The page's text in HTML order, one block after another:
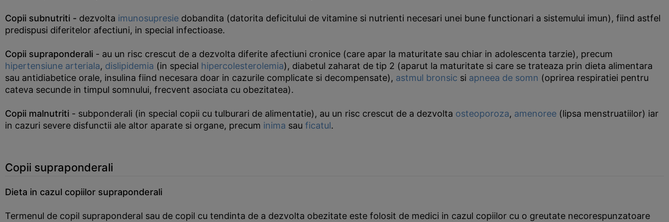
Copii subnutriti - dezvolta imunosupresie dobandita (datorita deficitului de vitamine si nutrienti necesari unei bune functionari a sistemului imun), fiind astfel
predispusi diferitelor afectiuni, in special infectioase.
Copii supraponderali - au un risc crescut de a dezvolta diferite afectiuni cronice (care apar la maturitate sau chiar in adolescenta tarzie), precum
hipertensiune arteriala, dislipidemia (in special hipercolesterolemia), diabetul zaharat de tip 2 (aparut la maturitate si care se trateaza prin dieta alimentara
sau antidiabetice orale, insulina fiind necesara doar in cazurile complicate si decompensate), astmul bronsic si apneea de somn (oprirea respiratiei pentru
cateva secunde in timpul somnului, frecvent asociata cu obezitatea).
Copii malnutriti - subponderali (in special copii cu tulburari de alimentatie), au un risc crescut de a dezvolta osteoporoza, amenoree (lipsa menstruatiilor) iar
in cazuri severe disfunctii ale altor aparate si organe, precum inima sau ficatul.
Copii supraponderali
Dieta in cazul copiilor supraponderali
Termenul de copil supraponderal sau de copil cu tendinta de a dezvolta obezitate este folosit de medici in cazul copiilor cu o greutate necorespunzatoare